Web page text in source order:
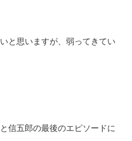
と思いますが、弱ってきてい
信五郎の最後のエピソードに